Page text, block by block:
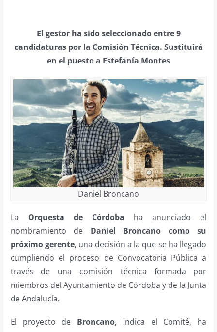
El gestor ha sido seleccionado entre 9
candidaturas por la Comisión Técnica. Sustituirá
en el puesto a Estefanía Montes
Daniel Broncano
La Orquesta de Córdoba ha anunciado el
nombramiento de Daniel Broncano como su
próximo gerente, una decisión a la que se ha llegado
cumpliendo el proceso de Convocatoria Pública a
través de una comisión técnica formada por
miembros del Ayuntamiento de Córdoba y de la Junta
de Andalucía.
El proyecto de Broncano, indica el Comité, ha